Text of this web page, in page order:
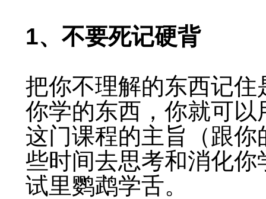
1、不要死记硬背
把你不理解的东西记
你学的东西，你就可
这门课程的主旨（跟
些时间去思考和消化
试里鹦鹉学舌。